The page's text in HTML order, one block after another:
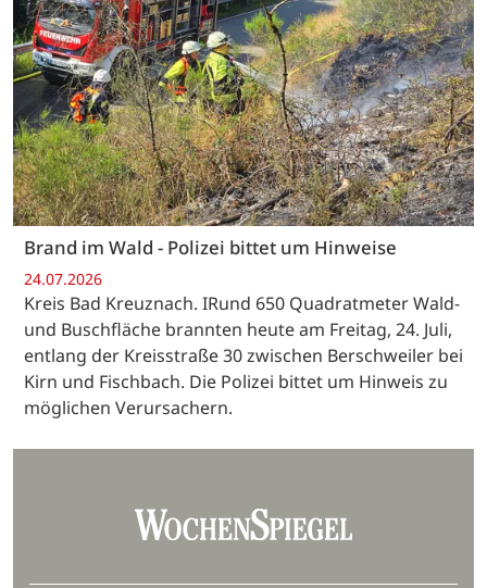
Brand im Wald - Polizei bittet um Hinweise
24.07.2026
Kreis Bad Kreuznach. IRund 650 Quadratmeter Wald-
und Buschfläche brannten heute am Freitag, 24. Juli,
entlang der Kreisstraße 30 zwischen Berschweiler bei
Kirn und Fischbach. Die Polizei bittet um Hinweis zu
möglichen Verursachern.